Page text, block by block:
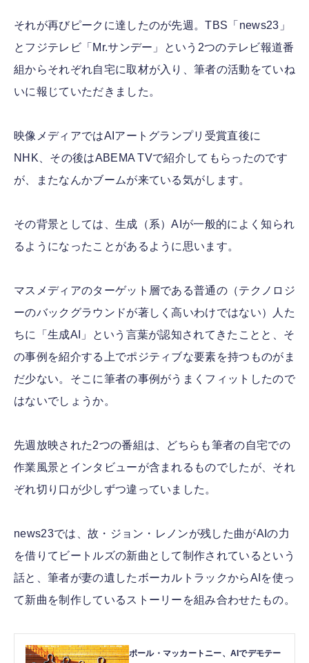
それが再びピークに達したのが先週。TBS「news23」
とフジテレビ「Mr.サンデー」という2つのテレビ報道番
組からそれぞれ自宅に取材が入り、筆者の活動をていね
いに報じていただきました。
映像メディアではAIアートグランプリ受賞直後に
NHK、その後はABEMA TVで紹介してもらったのです
が、またなんかブームが来ている気がします。
その背景としては、生成（系）AIが一般的によく知られ
るようになったことがあるように思います。
マスメディアのターゲット層である普通の（テクノロジ
ーのバックグラウンドが著しく高いわけではない）人た
ちに「生成AI」という言葉が認知されてきたことと、そ
の事例を紹介する上でポジティブな要素を持つものがま
だ少ない。そこに筆者の事例がうまくフィットしたので
はないでしょうか。
先週放映された2つの番組は、どちらも筆者の自宅での
作業風景とインタビューが含まれるものでしたが、それ
ぞれ切り口が少しずつ違っていました。
news23では、故・ジョン・レノンが残した曲がAIの力
を借りてビートルズの新曲として制作されているという
話と、筆者が妻の遺したボーカルトラックからAIを使っ
て新曲を制作しているストーリーを組み合わせたもの。
ポール・マッカートニー、AIでデモテー